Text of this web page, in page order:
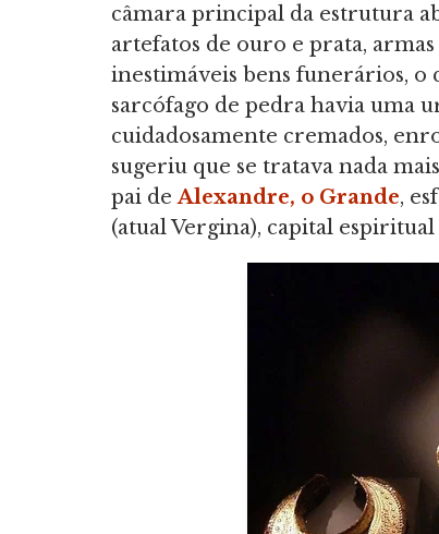
câmara principal da estrutura
artefatos de ouro e prata,
inestimáveis bens funerários, o
sarcófago de pedra havia uma
cuidadosamente cremados,
sugeriu que se tratava nada
pai deAlexandre, o Grande,
(atual Vergina), capital